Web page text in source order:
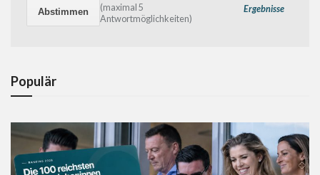
Ergebnisse
(maximal 5
Antwortmöglichkeiten)
Populär